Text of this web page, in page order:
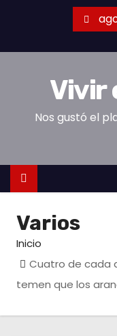
c
o
Vivir
Nos gustó el
Varios
Inicio
Cuatro de cada
temen que los